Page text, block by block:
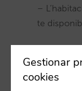
–
te
habitació
que tens
Gestionar
cookies